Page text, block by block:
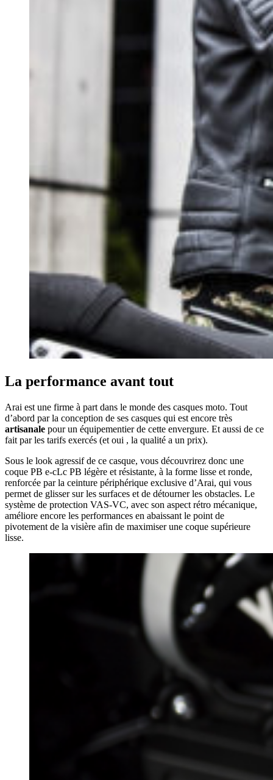
La performance avant tout
Arai est une firme à part dans le monde des casques moto. Tout
d’abord par la conception de ses casques qui est encore très
artisanale pour un équipementier de cette envergure. Et aussi de ce
fait par les tarifs exercés (et oui , la qualité a un prix).
Sous le look agressif de ce casque, vous découvrirez donc une
coque PB e-cLc PB légère et résistante, à la forme lisse et ronde,
renforcée par la ceinture périphérique exclusive d’Arai, qui vous
permet de glisser sur les surfaces et de détourner les obstacles. Le
système de protection VAS-VC, avec son aspect rétro mécanique,
améliore encore les performances en abaissant le point de
pivotement de la visière afin de maximiser une coque supérieure
lisse.